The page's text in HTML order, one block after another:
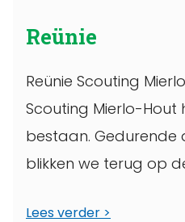
Reünie
Reünie Scouting
Scouting Mierlo-Hout
bestaan. Gedurende
blikken we terug op
Lees verder